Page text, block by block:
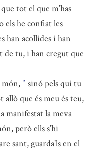
tot el que m’has
els he confiat les
han acollides i han
tu, i han cregut que
món, * sinó pels qui tu
allò que és meu és teu,
manifestat la meva
però ells s’hi
sant, guarda’ls en el